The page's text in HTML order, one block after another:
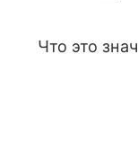
Что это